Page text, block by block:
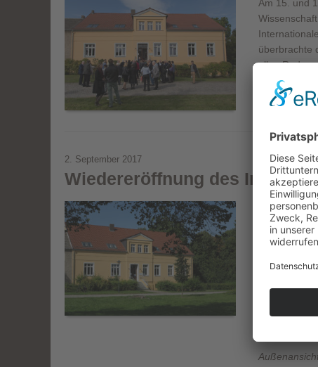
Am 15. und
überbrachte
allen
Read
2. September 2017
Wiedereröffnung des